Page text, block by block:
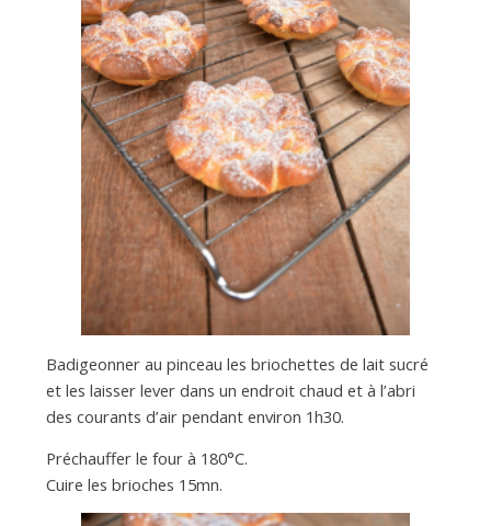
Badigeonner au pinceau les briochettes de lait sucré
et les laisser lever dans un endroit chaud et à l’abri
des courants d’air pendant environ 1h30.
Préchauffer le four à 180°C.
Cuire les brioches 15mn.